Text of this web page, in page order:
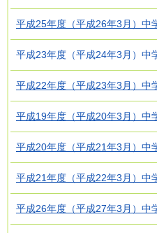
平成25年度（平成26年3月）中
平成23年度（平成24年3月）中
平成22年度（平成23年3月）中
平成19年度（平成20年3月）中
平成20年度（平成21年3月）中
平成21年度（平成22年3月）中
平成26年度（平成27年3月）中